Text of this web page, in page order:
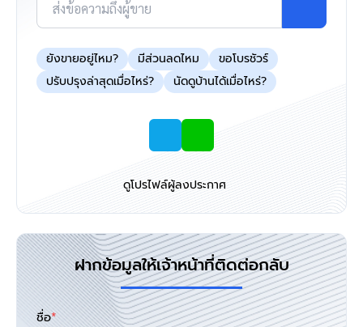
ส่งข้อความถึงผู้ขาย
ยังขายอยู่ไหม? มีส่วนลดไหม
ขอโบรชัวร์
ปรับปรุงล่าสุดเมื่อไหร่?
นัดดูบ้านได้เมื่อไหร่?
ดูโปรไฟล์ผู้ลงประกาศ
ฝากข้อมูลให้เจ้าหน้าที่ติดต่อกลับ
ชื่อ*